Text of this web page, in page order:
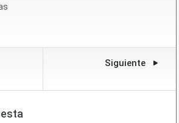
Siguiente